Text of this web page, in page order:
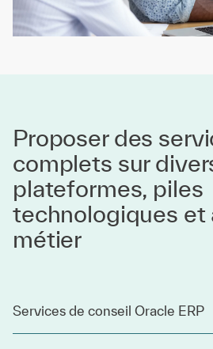
Proposer des
complets sur
plateformes, piles
technologiques et
métier
Services de conseil Oracle ERP